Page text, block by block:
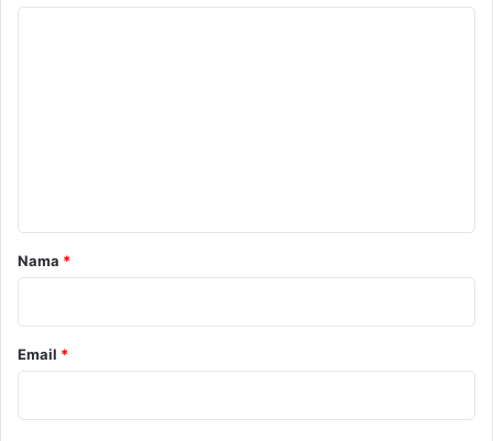
r
Nama *
Email *